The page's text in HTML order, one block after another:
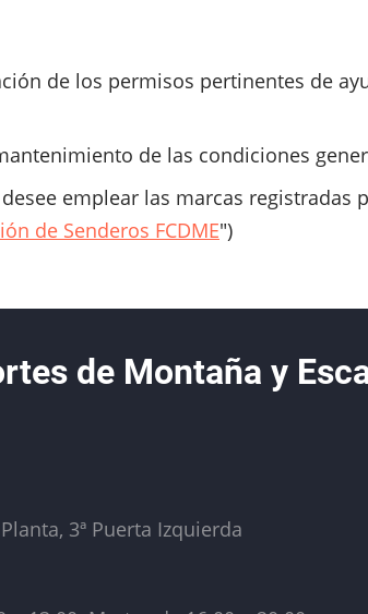
de los permisos pertinentes de
de las condiciones
emplear las marcas registradas
de Senderos FCDME")
de Montaña y
3ª Puerta Izquierda